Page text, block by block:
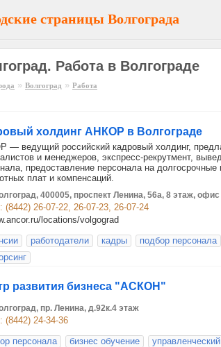
страницы Волгограда
Работа в Волгограде
» Волгоград » Работа
холдинг АНКОР в Волгограде
— ведущий российский кадровый холдинг,
и менеджеров, экспресс-рекрутмент,
предоставление персонала на
плат и компенсаций.
400005, проспект Ленина, 56а, 8 этаж,
(8442) 26-07-22, 26-07-23, 26-07-24
locations/volgograd
работодатели кадры подбор персонала
развития бизнеса "АСКОН"
пр. Ленина, д.92к.4 этаж
(8442) 24-34-36
персонала
бизнес обучение